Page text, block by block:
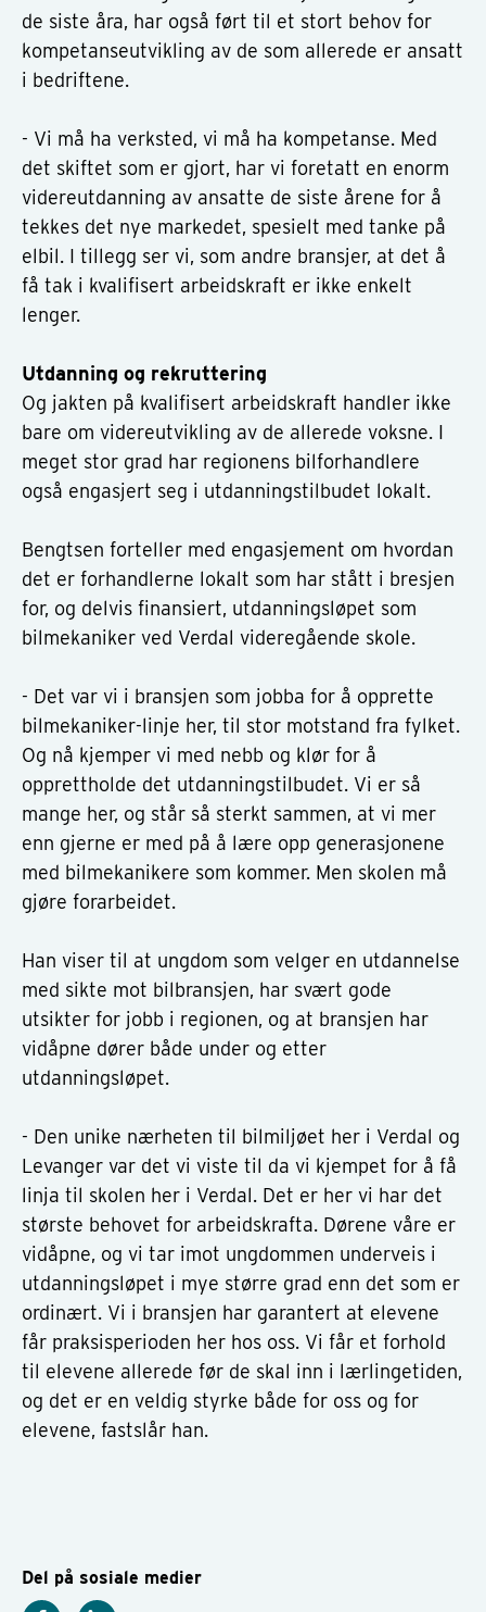
de siste åra, har også ført til et stort behov for
kompetanseutvikling av de som allerede er ansatt
i bedriftene.
- Vi må ha verksted, vi må ha kompetanse. Med
det skiftet som er gjort, har vi foretatt en enorm
videreutdanning av ansatte de siste årene for å
tekkes det nye markedet, spesielt med tanke på
elbil. I tillegg ser vi, som andre bransjer, at det å
få tak i kvalifisert arbeidskraft er ikke enkelt
lenger.
Utdanning og rekruttering
Og jakten på kvalifisert arbeidskraft handler ikke
bare om videreutvikling av de allerede voksne. I
meget stor grad har regionens bilforhandlere
også engasjert seg i utdanningstilbudet lokalt.
Bengtsen forteller med engasjement om hvordan
det er forhandlerne lokalt som har stått i bresjen
for, og delvis finansiert, utdanningsløpet som
bilmekaniker ved Verdal videregående skole.
- Det var vi i bransjen som jobba for å opprette
bilmekaniker-linje her, til stor motstand fra fylket.
Og nå kjemper vi med nebb og klør for å
opprettholde det utdanningstilbudet. Vi er så
mange her, og står så sterkt sammen, at vi mer
enn gjerne er med på å lære opp generasjonene
med bilmekanikere som kommer. Men skolen må
gjøre forarbeidet.
Han viser til at ungdom som velger en utdannelse
med sikte mot bilbransjen, har svært gode
utsikter for jobb i regionen, og at bransjen har
vidåpne dører både under og etter
utdanningsløpet.
- Den unike nærheten til bilmiljøet her i Verdal og
Levanger var det vi viste til da vi kjempet for å få
linja til skolen her i Verdal. Det er her vi har det
største behovet for arbeidskrafta. Dørene våre er
vidåpne, og vi tar imot ungdommen underveis i
utdanningsløpet i mye større grad enn det som er
ordinært. Vi i bransjen har garantert at elevene
får praksisperioden her hos oss. Vi får et forhold
til elevene allerede før de skal inn i lærlingetiden,
og det er en veldig styrke både for oss og for
elevene, fastslår han.
Del på sosiale medier